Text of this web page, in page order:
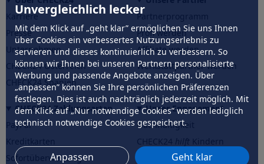
Unvergleichlich lecker
Mit dem Klick auf „geht klar” ermöglichen Sie uns Ihnen
über Cookies ein verbessertes Nutzungserlebnis zu
servieren und dieses kontinuierlich zu verbessern. So
können wir Ihnen bei unseren Partnern personalisierte
Werbung und passende Angebote anzeigen. Über
„anpassen” können Sie Ihre persönlichen Präferenzen
festlegen. Dies ist auch nachträglich jederzeit möglich. Mit
dem Klick auf „Nur notwendige Cookies” werden lediglich
technisch notwendige Cookies gespeichert.
Anpassen Geht klar
Karriere
Presse
Unternehmen
CHECK24 Österreich
CHECK24 Spanien
Partnerprogramm
Profi werden
Affiliate werden
Werkstattpartner werden
CHECK24 Zahlungsarten
PayPal
Sofortüberweisung
Unser Engagement
Nachhaltigkeit
CHECK24hilftder Natur